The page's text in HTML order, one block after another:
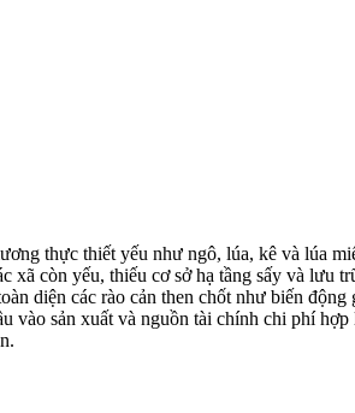
thực thiết yếu như ngô, lúa, kê và lúa
còn yếu, thiếu cơ sở hạ tầng sấy và
diện các rào cản then chốt như biến
vào sản xuất và nguồn tài chính chi phí